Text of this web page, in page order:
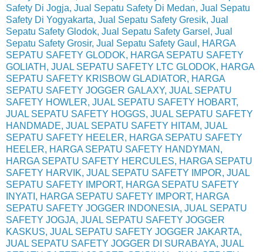
Safety Di Jogja, Jual Sepatu Safety Di Medan, Jual Sepatu
Safety Di Yogyakarta, Jual Sepatu Safety Gresik, Jual
Sepatu Safety Glodok, Jual Sepatu Safety Garsel, Jual
Sepatu Safety Grosir, Jual Sepatu Safety Gaul, HARGA
SEPATU SAFETY GLODOK, HARGA SEPATU SAFETY
GOLIATH, JUAL SEPATU SAFETY LTC GLODOK, HARGA
SEPATU SAFETY KRISBOW GLADIATOR, HARGA
SEPATU SAFETY JOGGER GALAXY, JUAL SEPATU
SAFETY HOWLER, JUAL SEPATU SAFETY HOBART,
JUAL SEPATU SAFETY HOGGS, JUAL SEPATU SAFETY
HANDMADE, JUAL SEPATU SAFETY HITAM, JUAL
SEPATU SAFETY HEELER, HARGA SEPATU SAFETY
HEELER, HARGA SEPATU SAFETY HANDYMAN,
HARGA SEPATU SAFETY HERCULES, HARGA SEPATU
SAFETY HARVIK, JUAL SEPATU SAFETY IMPOR, JUAL
SEPATU SAFETY IMPORT, HARGA SEPATU SAFETY
INYATI, HARGA SEPATU SAFETY IMPORT, HARGA
SEPATU SAFETY JOGGER INDONESIA, JUAL SEPATU
SAFETY JOGJA, JUAL SEPATU SAFETY JOGGER
KASKUS, JUAL SEPATU SAFETY JOGGER JAKARTA,
JUAL SEPATU SAFETY JOGGER DI SURABAYA, JUAL